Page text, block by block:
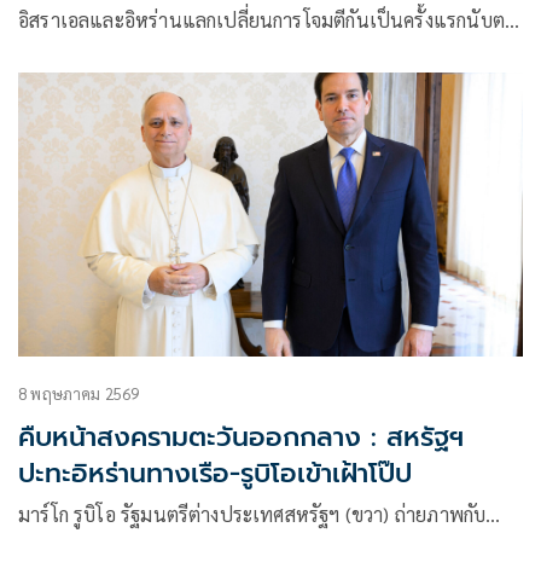
อิสราเอลและอิหร่านแลกเปลี่ยนการโจมตีกันเป็นครั้งแรกนับต…
8 พฤษภาคม 2569
คืบหน้าสงครามตะวันออกกลาง : สหรัฐฯ
ปะทะอิหร่านทางเรือ-รูบิโอเข้าเฝ้าโป๊ป
มาร์โก รูบิโอ รัฐมนตรีต่างประเทศสหรัฐฯ (ขวา) ถ่ายภาพกับ…